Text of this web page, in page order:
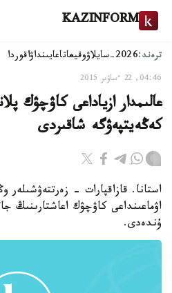
KAZINFORM
ترەند:2026-سايلاۋ وقيعاتاعايىنداۋاقوردا
04:46, 22 ءساۋىر 2015
عالىمدار ازياداعى كاۋچۋك
كەڭەيتپەۋگە شاقىردى
استانا. قازاقپارات -
اۋماعىنداعى كاۋچۋك اعاشتارىنىڭ
ۇندەدى.